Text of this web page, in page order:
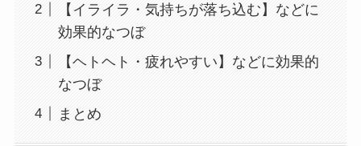
【イライラ・気持ちが落ち込む】などに
効果的なつぼ
【ヘトヘト・疲れやすい】などに効果的
なつぼ
まとめ